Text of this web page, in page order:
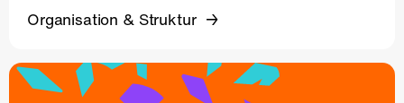
Organisation & Struktur